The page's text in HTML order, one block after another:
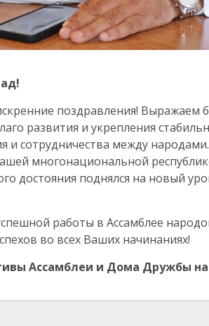
поздравления! Выражаем
развития и укрепления
и сотрудничества между
многонациональной
достояния поднялся на новый
работы в Ассамблее
во всех Ваших начинаниях!
Ассамблеи и Дома Дружбы